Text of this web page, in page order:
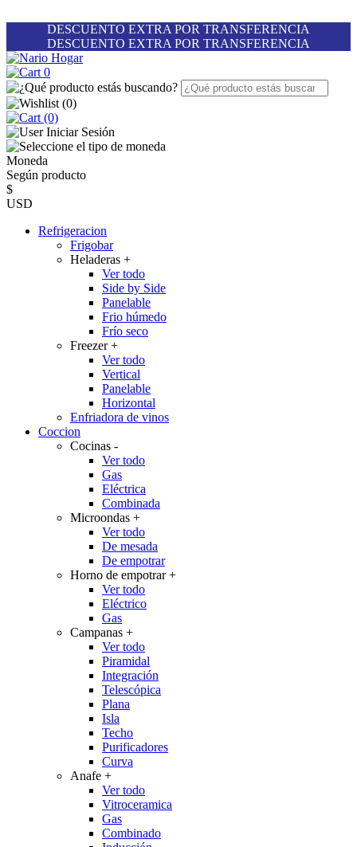
DESCUENTO EXTRA POR TRANSFERENCIA
DESCUENTO EXTRA POR TRANSFERENCIA
0
(0)
(0)
Iniciar Sesión
Moneda
Según producto
$
USD
Refrigeracion
Frigobar
Heladeras +
Ver todo
Side by Side
Panelable
Frio húmedo
Frío seco
Freezer+
Ver todo
Vertical
Panelable
Horizontal
Enfriadora de vinos
Coccion
Cocinas -
Ver todo
Gas
Eléctrica
Combinada
Microondas +
Ver todo
De mesada
De empotrar
Horno de empotrar+
Ver todo
Eléctrico
Gas
Campanas +
Ver todo
Piramidal
Integración
Telescópica
Plana
Isla
Techo
Purificadores
Curva
Anafe +
Ver todo
Vitroceramica
Gas
Combinado